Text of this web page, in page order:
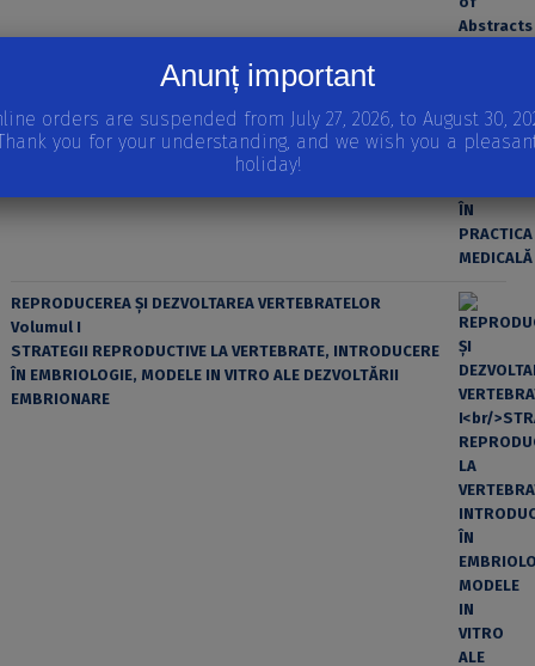
EROAREA ȘI FACTORUL UMAN ÎN PRACTICA MEDICALĂ
REPRODUCEREA ȘI DEZVOLTAREA VERTEBRATELOR
Volumul I
STRATEGII REPRODUCTIVE LA VERTEBRATE, INTRODUCERE
ÎN EMBRIOLOGIE, MODELE IN VITRO ALE DEZVOLTĂRII
EMBRIONARE
Anunț important
orders are suspended from July 27, 2026, to August 30,
you for your understanding, and we wish you a
holiday!